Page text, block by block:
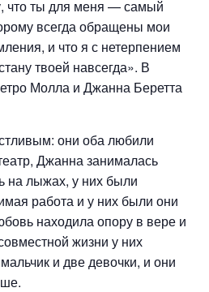
что ты для меня — самый
всегда обращены мои
и что я с нетерпением
твоей навсегда». В
Молла и Джанна Беретта
они оба любили
Джанна занималась
на лыжах, у них были
работа и у них были они
находила опору в вере и
жизни у них
и две девочки, и они